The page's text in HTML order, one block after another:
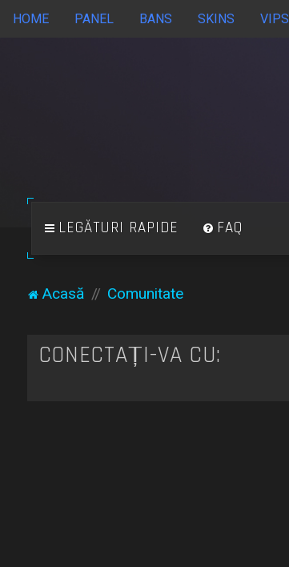
HOME PANEL BANS SKINS VIPS
LEGĂTURI RAPIDE FAQ
Acasă Comunitate
CONECTAȚI-VĂ CU: